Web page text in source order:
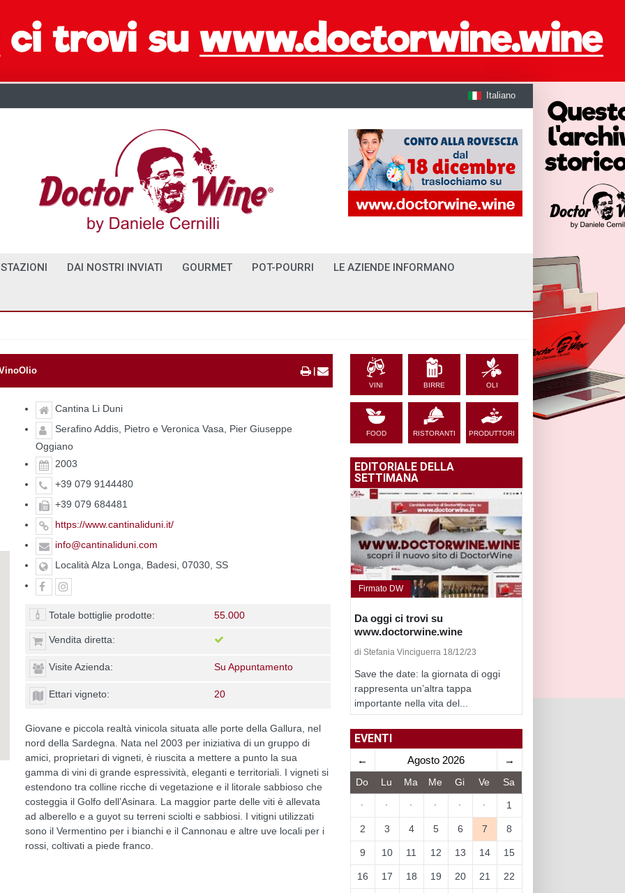
Italiano
DAI NOSTRI INVIATI GOURMET POT-POURRI LE AZIENDE INFORMANO
|
Cantina Li Duni
Serafino Addis, Pietro e Veronica Vasa, Pier Giuseppe
Oggiano
2003
+39 079 9144480
+39 079 684481
https://www.cantinaliduni.it/
info@cantinaliduni.com
Località Alza Longa, Badesi, 07030, SS
Totale bottiglie prodotte: 55.000
Vendita diretta:
Visite Azienda: Su Appuntamento
Ettari vigneto: 20
Giovane e piccola realtà vinicola situata alle porte della Gallura, nel
nord della Sardegna. Nata nel 2003 per iniziativa di un gruppo di
amici, proprietari di vigneti, è riuscita a mettere a punto la sua
gamma di vini di grande espressività, eleganti e territoriali. I vigneti si
estendono tra colline ricche di vegetazione e il litorale sabbioso che
costeggia il Golfo dell’Asinara. La maggior parte delle viti è allevata
ad alberello e a guyot su terreni sciolti e sabbiosi. I vitigni utilizzati
sono il Vermentino per i bianchi e il Cannonau e altre uve locali per i
rossi, coltivati a piede franco.
VINI BIRRE OLI
FOOD RISTORANTI PRODUTTORI
EDITORIALE DELLA
SETTIMANA
Firmato DW
Da oggi ci trovi su
www.doctorwine.wine
di Stefania Vinciguerra 18/12/23
Save the date: la giornata di oggi
rappresenta un’altra tappa
importante nella vita del...
EVENTI
← Agosto 2026 →
Do Lu Ma Me Gi Ve Sa
· · · · · · 1
2 3 4 5 6 7 8
9 10 11 12 13 14 15
16 17 18 19 20 21 22